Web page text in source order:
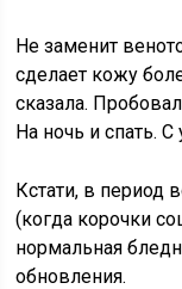
Не заменит
сделает кожу
сказала.
На ночь и спать. С
Кстати, в период
(когда корочки
нормальная
обновления.